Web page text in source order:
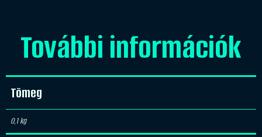
További információk
Tömeg
0,1 kg